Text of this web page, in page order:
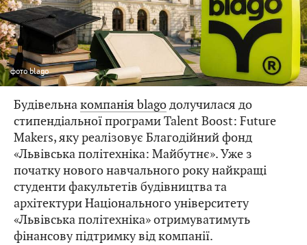
фотоblago
Будівельнакомпанія blagoдолучилася до
стипендіальної програми Talent Boost: Future
Makers, яку реалізовує Благодійний фонд
«Львівська політехніка: Майбутнє». Уже з
початку нового навчального року найкращі
студенти факультетів будівництва та
архітектури Національного університету
«Львівська політехніка» отримуватимуть
фінансову підтримку від компанії.